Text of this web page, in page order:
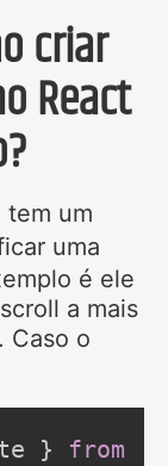
criar
React
tem um
uma
é ele
a mais
Caso o
} from